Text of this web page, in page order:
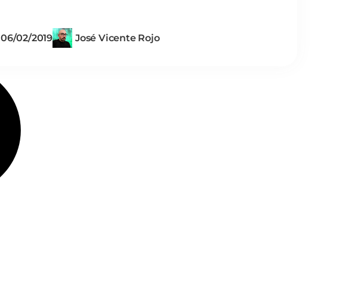
06/02/2019 José Vicente Rojo